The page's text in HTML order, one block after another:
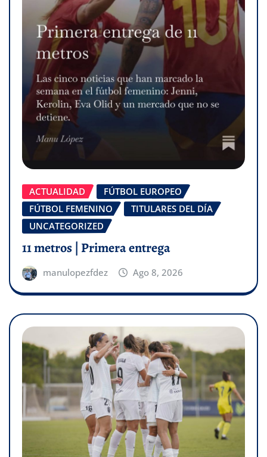
ACTUALIDAD
FÚTBOL EUROPEO
FÚTBOL FEMENINO
TITULARES DEL DÍA
UNCATEGORIZED
11 metros | Primera entrega
manulopezfdez Ago 8, 2026